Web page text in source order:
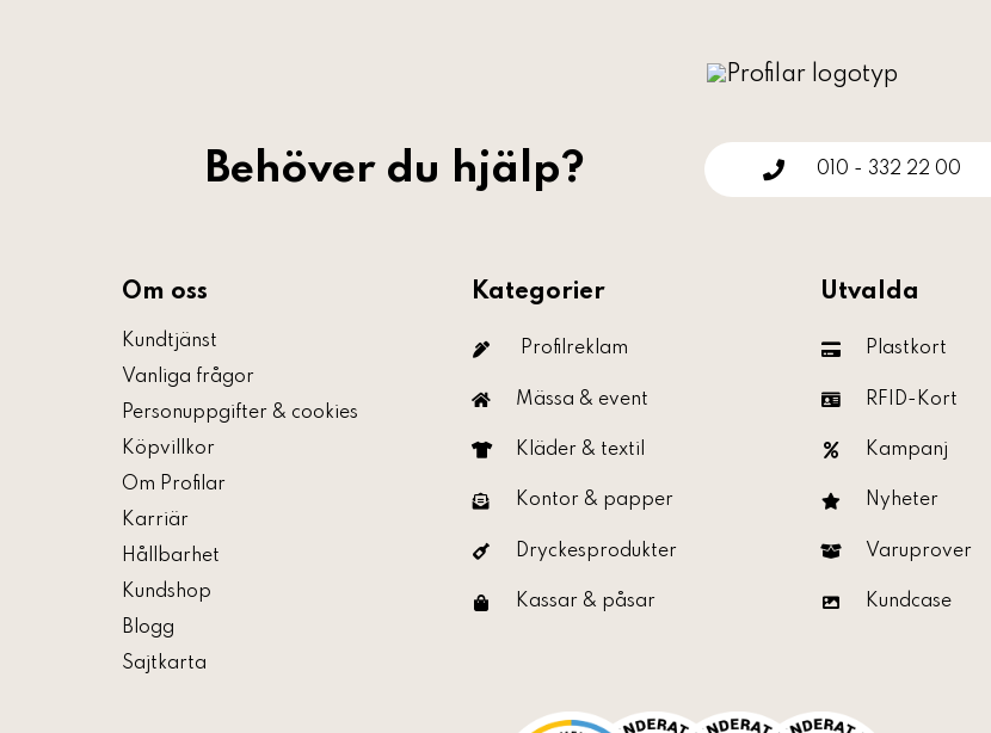
Behöver du hjälp? 010 - 332 22 00
Om oss
Kundtjänst
Vanliga frågor
Personuppgifter & cookies
Köpvillkor
Om Profilar
Karriär
Hållbarhet
Kundshop
Blogg
Sajtkarta
Kategorier
Profilreklam
Mässa & event
Kläder & textil
Kontor & papper
Dryckesprodukter
Kassar & påsar
Utvalda
Plastkort
RFID-Kort
Kampanj
Nyheter
Varuprover
Kundcase